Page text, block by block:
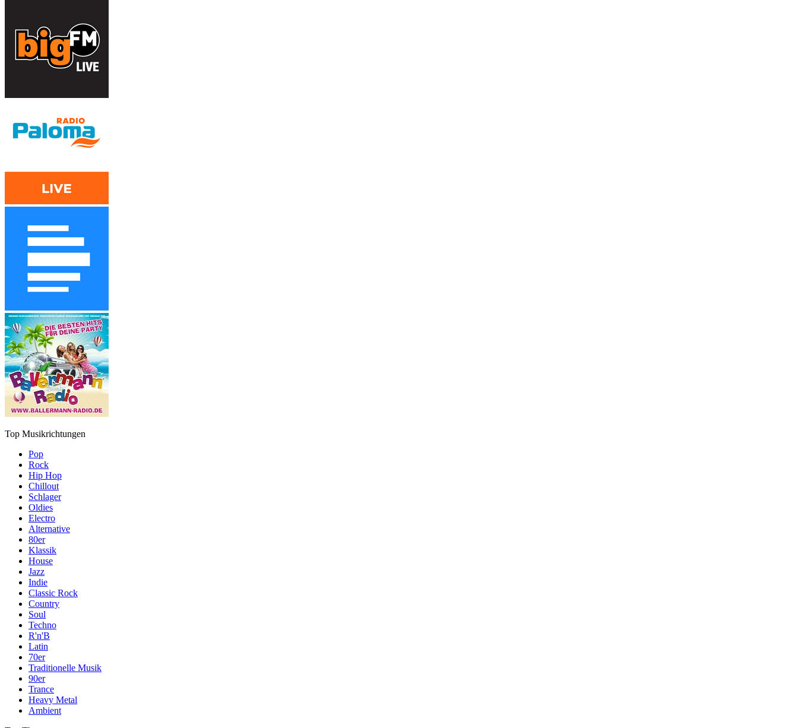
Top Musikrichtungen
Pop
Rock
Hip Hop
Chillout
Schlager
Oldies
Electro
Alternative
80er
Klassik
House
Jazz
Indie
Classic Rock
Country
Soul
Techno
R'n'B
Latin
70er
Traditionelle Musik
90er
Trance
Heavy Metal
Ambient